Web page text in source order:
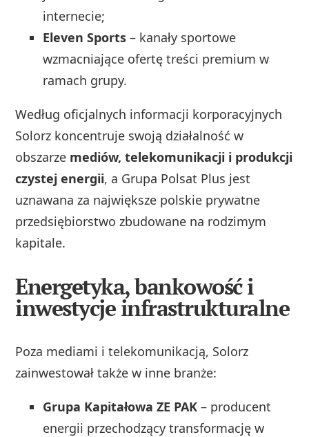
internecie;
Eleven Sports – kanały sportowe
wzmacniające ofertę treści premium w
ramach grupy.
Według oficjalnych informacji korporacyjnych
Solorz koncentruje swoją działalność w
obszarze mediów, telekomunikacji i produkcji
czystej energii, a Grupa Polsat Plus jest
uznawana za największe polskie prywatne
przedsiębiorstwo zbudowane na rodzimym
kapitale.
Energetyka, bankowość i
inwestycje infrastrukturalne
Poza mediami i telekomunikacją, Solorz
zainwestował także w inne branże:
Grupa Kapitałowa ZE PAK – producent
energii przechodzący transformację w